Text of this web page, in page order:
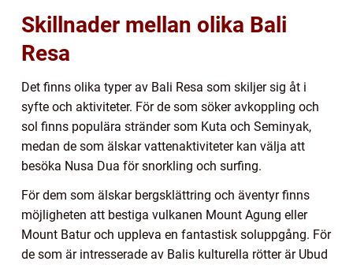
Skillnader mellan olika Bali
Resa
Det finns olika typer av Bali Resa som skiljer sig åt i
syfte och aktiviteter. För de som söker avkoppling och
sol finns populära stränder som Kuta och Seminyak,
medan de som älskar vattenaktiviteter kan välja att
besöka Nusa Dua för snorkling och surfing.
För dem som älskar bergsklättring och äventyr finns
möjligheten att bestiga vulkanen Mount Agung eller
Mount Batur och uppleva en fantastisk soluppgång. För
de som är intresserade av Balis kulturella rötter är Ubud